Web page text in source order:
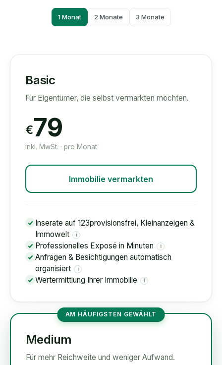
1 Monat 2 Monate 3 Monate
Basic
Für Eigentümer, die selbst vermarkten möchten.
€79
inkl. MwSt. · pro Monat
Immobilie vermarkten
Inserate auf 123provisionsfrei, Kleinanzeigen &
Immowelt
i
Professionelles Exposé in Minuten i
Anfragen & Besichtigungen automatisch
organisiert
i
Wertermittlung Ihrer Immobilie i
AM HÄUFIGSTEN GEWÄHLT
Medium
Für mehr Reichweite und weniger Aufwand.